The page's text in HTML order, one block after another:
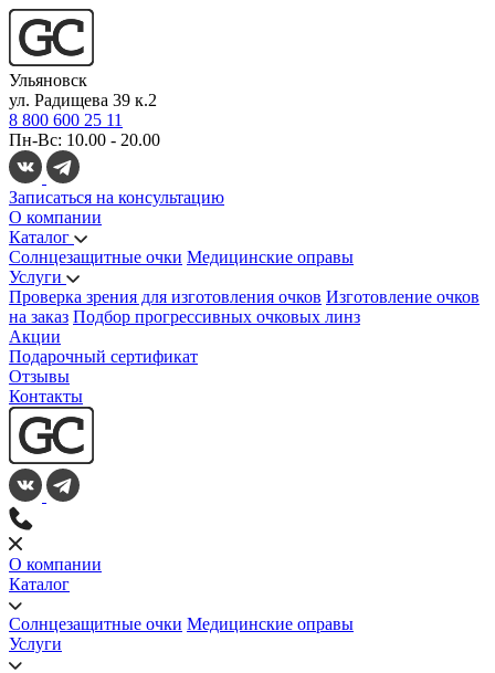
Ульяновск
ул. Радищева 39 к.2
8 800 600 25 11
Пн-Вс: 10.00 - 20.00
Записаться на консультацию
О компании
Каталог
Солнцезащитные очки Медицинские оправы
Услуги
Проверка зрения для изготовления очков Изготовление очков
на заказ Подбор прогрессивных очковых линз
Акции
Подарочный сертификат
Отзывы
Контакты
О компании
Каталог
Солнцезащитные очки Медицинские оправы
Услуги